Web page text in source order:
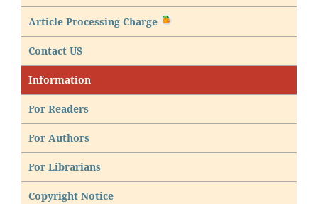
Article Processing Charge
Contact US
Information
For Readers
For Authors
For Librarians
Copyright Notice